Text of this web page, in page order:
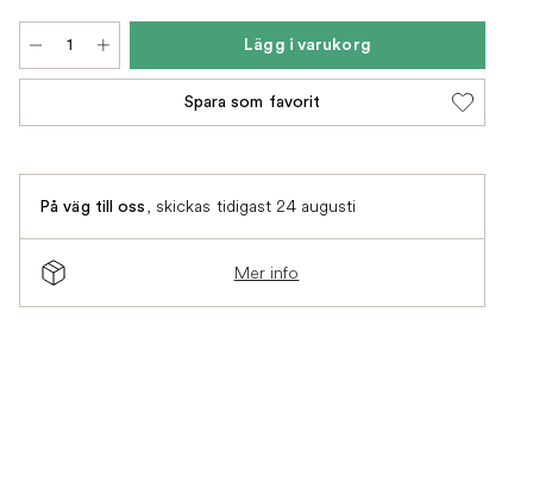
Lägg i varukorg
Spara som favorit
På väg till oss , skickas tidigast 24 augusti
Mer info